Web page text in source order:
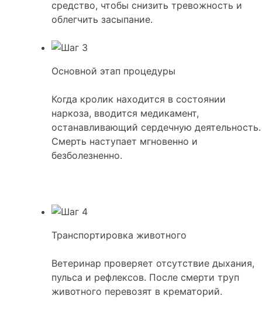
средство, чтобы снизить тревожность и
облегчить засыпание.
Основной этап процедуры
Когда кролик находится в состоянии
наркоза, вводится медикамент,
останавливающий сердечную деятельность.
Смерть наступает мгновенно и
безболезненно.
Транспортировка животного
Ветеринар проверяет отсутствие дыхания,
пульса и рефлексов. После смерти труп
животного перевозят в крематорий.